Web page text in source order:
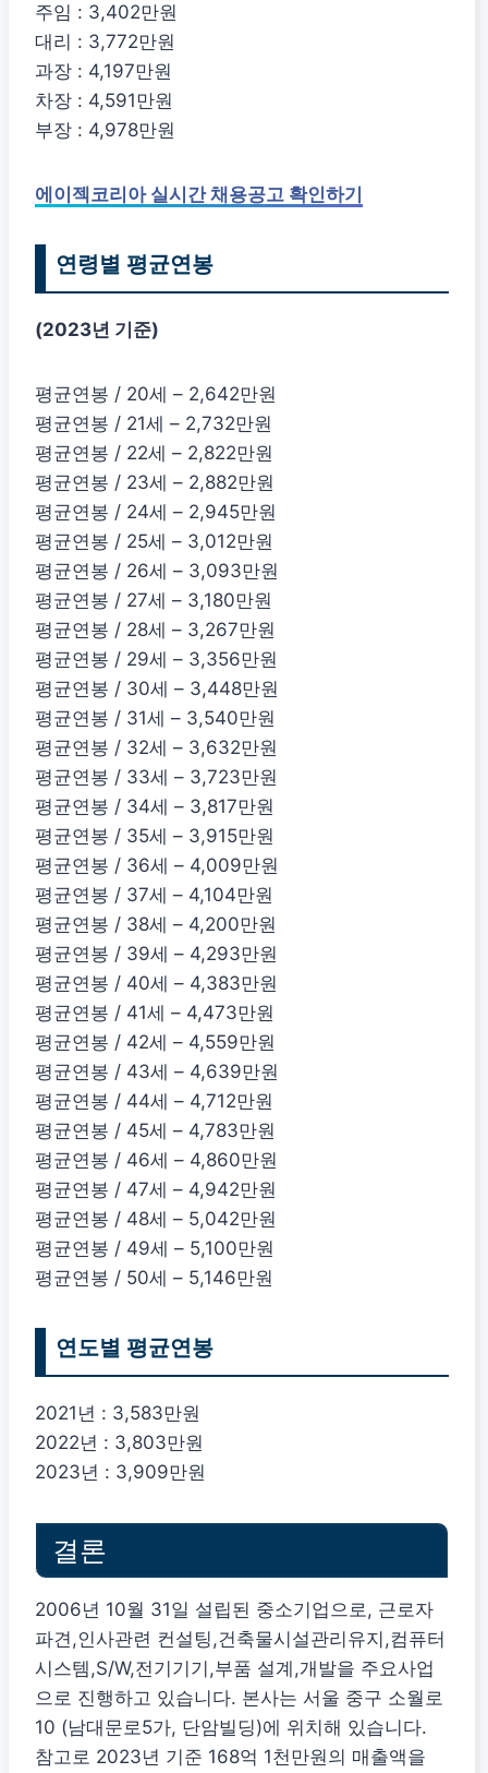
주임 : 3,402만원
대리 : 3,772만원
과장 : 4,197만원
차장 : 4,591만원
부장 : 4,978만원
에이젝코리아 실시간 채용공고 확인하기
연령별 평균연봉
(2023년 기준)
평균연봉 / 20세 – 2,642만원
평균연봉 / 21세 – 2,732만원
평균연봉 / 22세 – 2,822만원
평균연봉 / 23세 – 2,882만원
평균연봉 / 24세 – 2,945만원
평균연봉 / 25세 – 3,012만원
평균연봉 / 26세 – 3,093만원
평균연봉 / 27세 – 3,180만원
평균연봉 / 28세 – 3,267만원
평균연봉 / 29세 – 3,356만원
평균연봉 / 30세 – 3,448만원
평균연봉 / 31세 – 3,540만원
평균연봉 / 32세 – 3,632만원
평균연봉 / 33세 – 3,723만원
평균연봉 / 34세 – 3,817만원
평균연봉 / 35세 – 3,915만원
평균연봉 / 36세 – 4,009만원
평균연봉 / 37세 – 4,104만원
평균연봉 / 38세 – 4,200만원
평균연봉 / 39세 – 4,293만원
평균연봉 / 40세 – 4,383만원
평균연봉 / 41세 – 4,473만원
평균연봉 / 42세 – 4,559만원
평균연봉 / 43세 – 4,639만원
평균연봉 / 44세 – 4,712만원
평균연봉 / 45세 – 4,783만원
평균연봉 / 46세 – 4,860만원
평균연봉 / 47세 – 4,942만원
평균연봉 / 48세 – 5,042만원
평균연봉 / 49세 – 5,100만원
평균연봉 / 50세 – 5,146만원
연도별 평균연봉
2021년 : 3,583만원
2022년 : 3,803만원
2023년 : 3,909만원
결론
2006년 10월 31일 설립된 중소기업으로, 근로자
파견,인사관련 컨설팅,건축물시설관리유지,컴퓨터
시스템,S/W,전기기기,부품 설계,개발을 주요사업
으로 진행하고 있습니다. 본사는 서울 중구 소월로
10 (남대문로5가, 단암빌딩)에 위치해 있습니다.
참고로 2023년 기준 168억 1천만원의 매출액을